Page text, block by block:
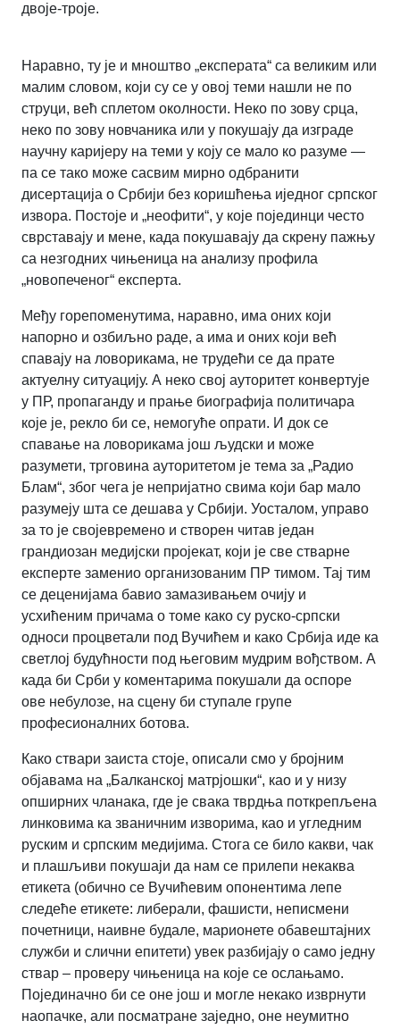
двоје-троје.
Наравно, ту је и мноштво „експерата“ са великим или
малим словом, који су се у овој теми нашли не по
струци, већ сплетом околности. Неко по зову срца,
неко по зову новчаника или у покушају да изграде
научну каријеру на теми у коју се мало ко разуме —
па се тако може сасвим мирно одбранити
дисертација о Србији без коришћења иједног српског
извора. Постоје и „неофити“, у које појединци често
сврставају и мене, када покушавају да скрену пажњу
са незгодних чињеница на анализу профила
„новопеченог“ експерта.
Међу горепоменутима, наравно, има оних који
напорно и озбиљно раде, а има и оних који већ
спавају на ловорикама, не трудећи се да прате
актуелну ситуацију. А неко свој ауторитет конвертује
у ПР, пропаганду и прање биографија политичара
које је, рекло би се, немогуће опрати. И док се
спавање на ловорикама још људски и може
разумети, трговина ауторитетом је тема за „Радио
Блам“, због чега је непријатно свима који бар мало
разумеју шта се дешава у Србији. Уосталом, управо
за то је својевремено и створен читав један
грандиозан медијски пројекат, који је све стварне
експерте заменио организованим ПР тимом. Тај тим
се деценијама бавио замазивањем очију и
усхићеним причама о томе како су руско-српски
односи процветали под Вучићем и како Србија иде ка
светлој будућности под његовим мудрим вођством. А
када би Срби у коментарима покушали да оспоре
ове небулозе, на сцену би ступале групе
професионалних ботова.
Како ствари заиста стоје, описали смо у бројним
објавама на „Балканској матрјошки“, као и у низу
опширних чланака, где је свака тврдња поткрепљена
линковима ка званичним изворима, као и угледним
руским и српским медијима. Стога се било какви, чак
и плашљиви покушаји да нам се прилепи некаква
етикета (обично се Вучићевим опонентима лепе
следеће етикете: либерали, фашисти, неписмени
почетници, наивне будале, марионете обавештајних
служби и слични епитети) увек разбијају о само једну
ствар – проверу чињеница на које се ослањамо.
Појединачно би се оне још и могле некако изврнути
наопачке, али посматране заједно, оне неумитно